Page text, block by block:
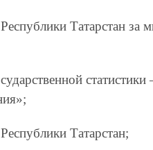
Татарстан за
статистики
Татарстан;